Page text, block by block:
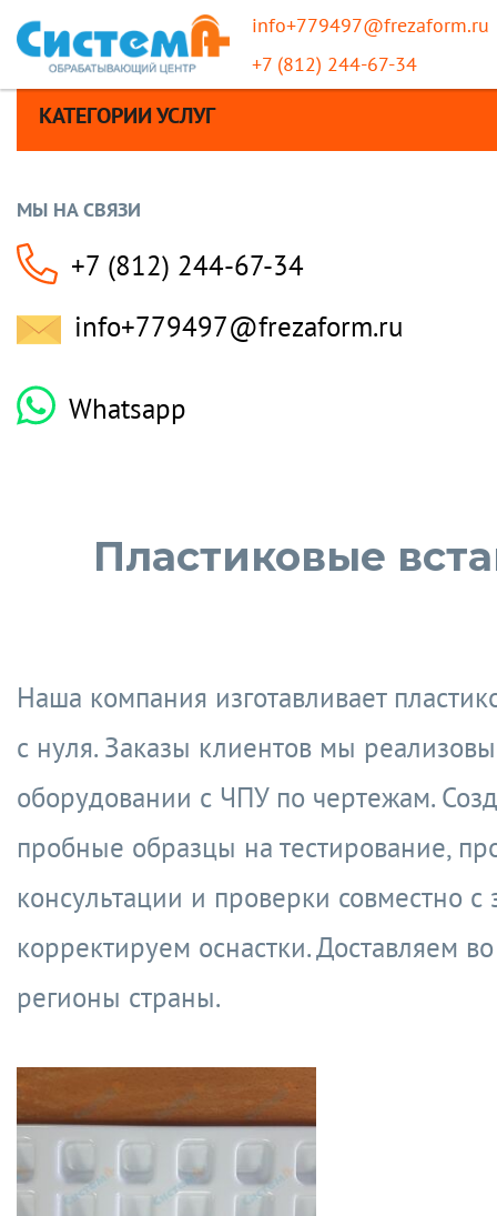
info+779497@frezaform.ru
+7 (812) 244-67-34
КАТЕГОРИИ УСЛУГ
МЫ НА СВЯЗИ
+7 (812) 244-67-34
info+779497@frezaform.ru
Whatsapp
Пластиковые
Наша компания изготавливает
с нуля. Заказы клиентов мы
оборудовании с ЧПУ по чертежам.
пробные образцы на тестирование,
консультации и проверки совместно с
корректируем оснастки. Доставляем
регионы страны.